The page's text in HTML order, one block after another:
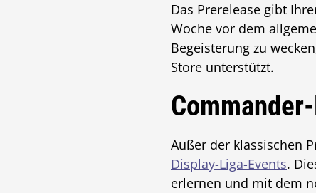
Das Prerelease gibt
Woche vor dem
Begeisterung zu
Store unterstützt.
Außer der klassischen
Display-Liga-Events.
erlernen und mit dem